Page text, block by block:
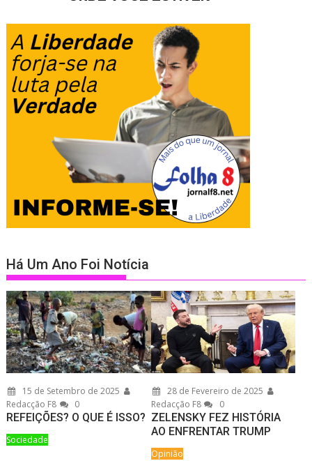
Há Um Ano Foi Notícia
15 de Setembro de 2025
Redacção F8
0
REFEIÇÕES? O QUE É ISSO?
Sociedade
28 de Fevereiro de 2025
Redacção F8
0
ZELENSKY FEZ HISTÓRIA
AO ENFRENTAR TRUMP
Opinião